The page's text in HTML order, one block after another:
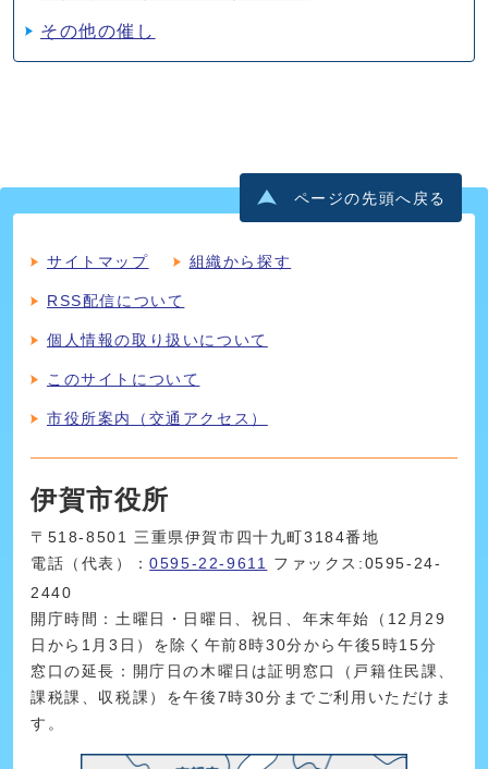
その他の催し
ページの先頭へ戻る
サイトマップ 組織から探す
RSS配信について
個人情報の取り扱いについて
このサイトについて
市役所案内（交通アクセス）
伊賀市役所
〒518-8501 三重県伊賀市四十九町3184番地
電話（代表）：0595-22-9611
ファックス:0595-24-
2440
開庁時間：土曜日・日曜日、祝日、年末年始（12月29
日から1月3日）を除く午前8時30分から午後5時15分
窓口の延長：開庁日の木曜日は証明窓口（戸籍住民課、
課税課、収税課）を午後7時30分までご利用いただけま
す。